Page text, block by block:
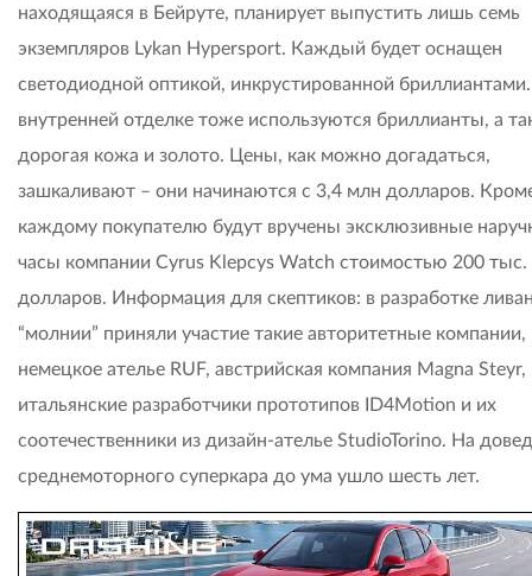
находящаяся в Бейруте, планирует выпустить лишь семь
экземпляров Lykan Hypersport. Каждый будет оснащен
светодиодной оптикой, инкрустированной
внутренней отделке тоже используются бриллианты, а
дорогая кожа и золото. Цены, как можно догадаться,
зашкаливают – они начинаются с 3,4 млн долларов.
каждому покупателю будут вручены эксклюзивные
часы компании Cyrus Klepcys Watch стоимостью 200 тыс.
долларов. Информация для скептиков: в разработке
“молнии” приняли участие такие авторитетные компании,
немецкое ателье RUF, австрийская компания Magna Steyr,
итальянские разработчики прототипов ID4Motion и их
соотечественники из дизайн-ателье StudioTorino. На
среднемоторного суперкара до ума ушло шесть лет.